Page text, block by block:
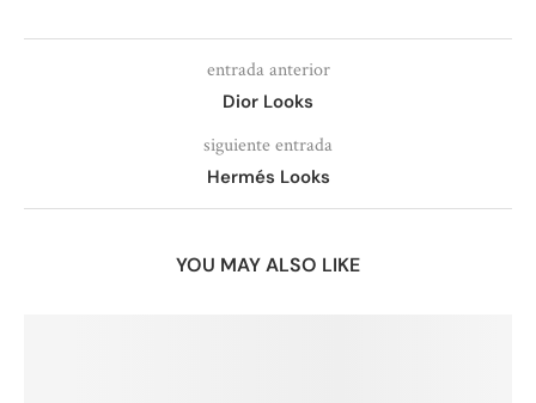
entrada anterior
Dior Looks
siguiente entrada
Hermés Looks
YOU MAY ALSO LIKE